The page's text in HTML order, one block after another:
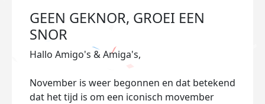
GEEN GEKNOR, GROEI EEN
SNOR
Hallo Amigo's & Amiga's,
November is weer begonnen en dat betekend
dat het tijd is om een iconisch movember